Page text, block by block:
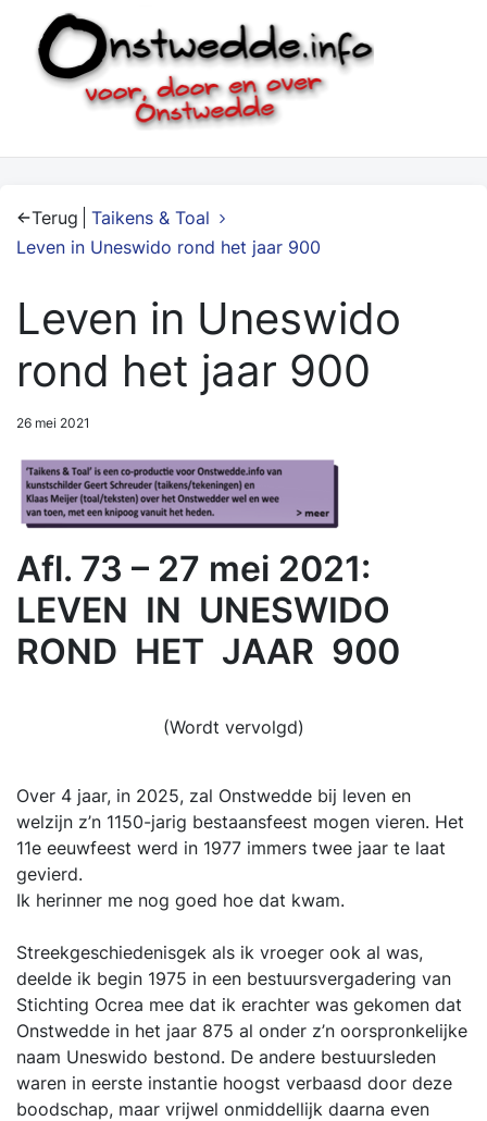
Terug
Taikens & Toal
Leven in Uneswido rond het jaar 900
Leven in Uneswido
rond het jaar 900
26 mei 2021
Afl. 73 – 27 mei 2021:
LEVEN IN UNESWIDO
ROND HET JAAR 900
(Wordt vervolgd)
Over 4 jaar, in 2025, zal Onstwedde bij leven en
welzijn z’n 1150-jarig bestaansfeest mogen vieren. Het
11e eeuwfeest werd in 1977 immers twee jaar te laat
gevierd.
Ik herinner me nog goed hoe dat kwam.
Streekgeschiedenisgek als ik vroeger ook al was,
deelde ik begin 1975 in een bestuursvergadering van
Stichting Ocrea mee dat ik erachter was gekomen dat
Onstwedde in het jaar 875 al onder z’n oorspronkelijke
naam Uneswido bestond. De andere bestuursleden
waren in eerste instantie hoogst verbaasd door deze
boodschap, maar vrijwel onmiddellijk daarna even